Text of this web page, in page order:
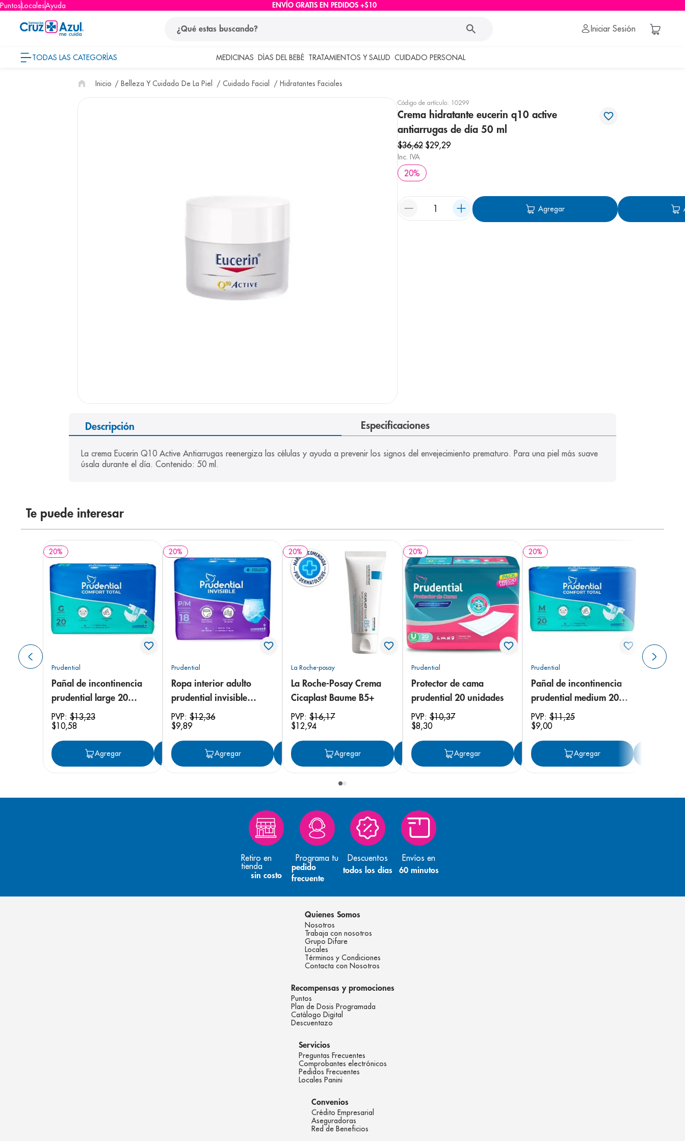
PuntosLocalesAyuda ENVÍO GRATIS EN PEDIDOS +$10
Iniciar Sesión
TODAS LAS CATEGORÍAS MEDICINAS DÍAS DEL BEBÉ TRATAMIENTOS Y SALUD CUIDADO PERSONAL
Belleza Y Cuidado De La Piel Cuidado Facial Hidratantes Faciales
Código de artículo: 10299
Crema hidratante eucerin q10 active
antiarrugas de día 50 ml
$36,62 $29,29
Inc. IVA
20%
Agregar
Descripción Especificaciones
La crema Eucerin Q10 Active Antiarrugas reenergiza las células y ayuda a prevenir los signos del envejecimiento prematuro. Para una piel más suave
úsala durante el día. Contenido: 50 ml.
Te puede interesar
20%
Prudential
Pañal de incontinencia
prudential large 20
unidades
PVP: $13,23
$10,58
Agregar Agregar
20%
Prudential
Ropa interior adulto
prudential invisible
small/medium 18
unidades
PVP:$12,36
$9,89
Agregar Agregar
20%
La Roche-posay
La Roche-Posay Crema
Cicaplast Baume B5+
PVP:$16,17
$12,94
Agregar Agregar
20%
Prudential
Protector de cama
prudential 20 unidades
PVP:$10,37
$8,30
Agregar Agregar
20%
Prudential
Pañal de incontinencia
prudential medium 20
unidades
PVP:$11,25
$9,00
Agregar
Retiro en
tienda
sin costo
Programa tu
pedido
frecuente
Descuentos
todos los días
Envíos en
60 minutos
Quienes Somos
Nosotros
Trabaja con nosotros
Grupo Difare
Locales
Términos y Condiciones
Contacta con Nosotros
Recompensas y promociones
Puntos
Plan de Dosis Programada
Catálogo Digital
Descuentazo
Servicios
Preguntas Frecuentes
Comprobantes electrónicos
Pedidos Frecuentes
Locales Panini
Convenios
Crédito Empresarial
Aseguradoras
Red de Beneficios
términos más buscados
1. protector solar